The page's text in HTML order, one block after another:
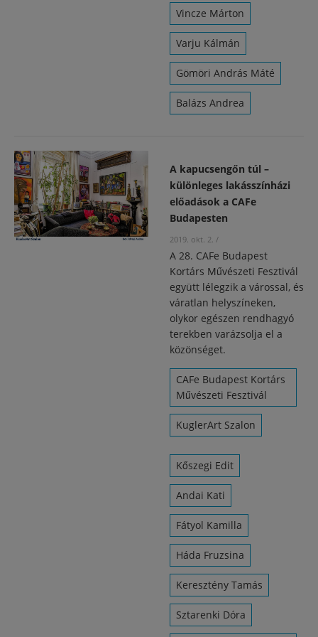
Vincze Márton
Varju Kálmán
Gömöri András Máté
Balázs Andrea
A kapucsengőn túl –
különleges lakásszínházi
előadások a CAFe
Budapesten
2019. okt. 2. /
A 28. CAFe Budapest
Kortárs Művészeti Fesztivál
együtt lélegzik a várossal, és
váratlan helyszíneken,
olykor egészen rendhagyó
terekben varázsolja el a
közönséget.
CAFe Budapest Kortárs
Művészeti Fesztivál
KuglerArt Szalon
Kőszegi Edit
Andai Kati
Fátyol Kamilla
Háda Fruzsina
Keresztény Tamás
Sztarenki Dóra